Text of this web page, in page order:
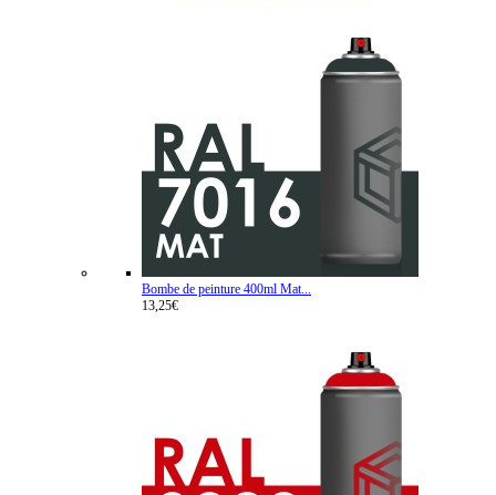
Bombe de peinture 400ml Mat...
13,25€